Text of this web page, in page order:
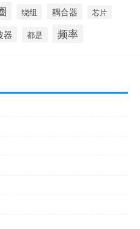
绕组 耦合器 芯片
器 都是 频率